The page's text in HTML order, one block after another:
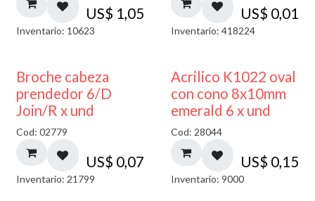
US$ 1,05
Inventario: 10623
US$ 0,01
Inventario: 418224
Broche cabeza
prendedor 6/D
Join/R x und
Cod: 02779
US$ 0,07
Inventario: 21799
Acrilico K1022 oval
con cono 8x10mm
emerald 6 x und
Cod: 28044
US$ 0,15
Inventario: 9000